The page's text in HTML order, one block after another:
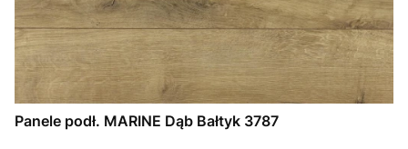
Panele podł. MARINE Dąb Bałtyk 3787